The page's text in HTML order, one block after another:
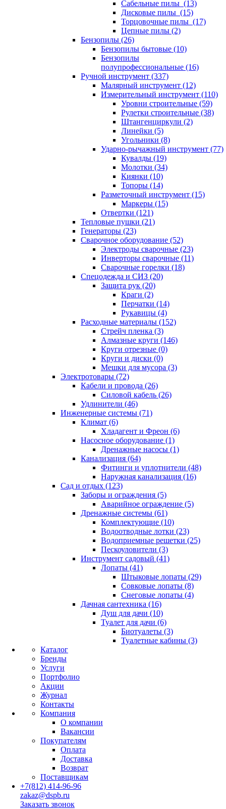
Сабельные пилы (13)
Дисковые пилы (15)
Торцовочные пилы (17)
Цепные пилы (2)
Бензопилы (26)
Бензопилы бытовые (10)
Бензопилы
полупрофессиональные (16)
Ручной инструмент (337)
Малярный инструмент (12)
Измерительный инструмент (110)
Уровни строительные (59)
Рулетки строительные (38)
Штангенциркули (2)
Линейки (5)
Угольники (8)
Ударно-рычажный инструмент (77)
Кувалды (19)
Молотки (34)
Киянки (10)
Топоры (14)
Разметочный инструмент (15)
Маркеры (15)
Отвертки (121)
Тепловые пушки (21)
Генераторы (23)
Сварочное оборудование (52)
Электроды сварочные (23)
Инверторы сварочные (11)
Сварочные горелки (18)
Спецодежда и СИЗ (20)
Защита рук (20)
Краги (2)
Перчатки (14)
Рукавицы (4)
Расходные материалы (152)
Стрейч пленка (3)
Алмазные круги (146)
Круги отрезные (0)
Круги и диски (0)
Мешки для мусора (3)
Электротовары (72)
Кабели и провода (26)
Силовой кабель (26)
Удлинители (46)
Инженерные системы (71)
Климат (6)
Хладагент и Фреон (6)
Насосное оборудование (1)
Дренажные насосы (1)
Канализация (64)
Фитинги и уплотнители (48)
Наружная канализация (16)
Сад и отдых (123)
Заборы и ограждения (5)
Аварийное ограждение (5)
Дренажные системы (61)
Комплектующие (10)
Водоотводные лотки (23)
Водоприемные решетки (25)
Пескоуловители (3)
Инструмент садовый (41)
Лопаты (41)
Штыковые лопаты (29)
Совковые лопаты (8)
Снеговые лопаты (4)
Дачная сантехника (16)
Душ для дачи (10)
Туалет для дачи (6)
Биотуалеты (3)
Туалетные кабины (3)
Каталог
Бренды
Услуги
Портфолио
Акции
Журнал
Контакты
Компания
О компании
Вакансии
Покупателям
Оплата
Доставка
Возврат
Поставщикам
+7(812) 414-96-96
zakaz@dspb.ru
Заказать звонок